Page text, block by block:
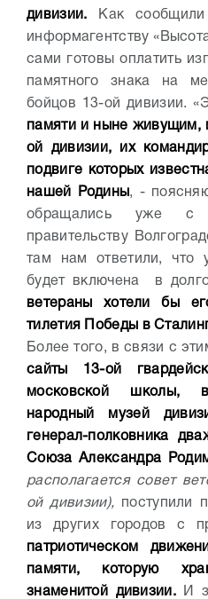
дивизии.
Как
информагентству
сами готовы оплатить
памятного знака на
бойцов 13-ой дивизии.
памяти и ныне живущим,
ой дивизии, их
подвиге которых
нашей Родины, -
обращались уже с
правительству
там нам ответили, что
будет включена в
ветераны хотели бы
тилетия Победы в
Более того, в связи с
сайты 13-ой
московской школы,
народный музей
генерал-полковника
Союза Александра
располагается совет
ой дивизии), поступили
из других городов с
патриотическом
памяти, которую
знаменитой дивизии.
И